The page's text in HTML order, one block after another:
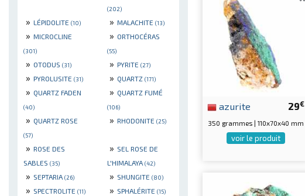
(202)
» LÉPIDOLITE (10) » MALACHITE (13)
» MICROCLINE
(301)
» ORTHOCÉRAS
(55)
» OTODUS (31) » PYRITE (27)
» PYROLUSITE (31) » QUARTZ (171)
» QUARTZ FADEN
(40)
» QUARTZ FUMÉ
(106)
» QUARTZ ROSE
(57)
» RHODONITE (25)
» ROSE DES
SABLES (35)
» SEL ROSE DE
L'HIMALAYA (42)
» SEPTARIA (26) » SHUNGITE (80)
» SPECTROLITE (11) » SPHALÉRITE (15)
29€
azurite
350 grammes | 110x70x40 mm
voir le produit